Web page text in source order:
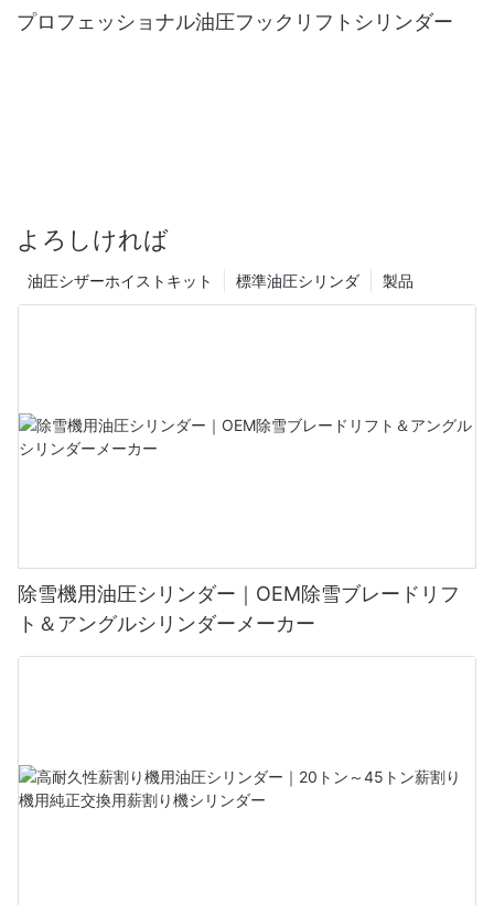
プロフェッショナル油圧フックリフトシリンダー
よろしければ
製品
標準油圧シリンダ
油圧シザーホイストキット
除雪機用油圧シリンダー｜OEM除雪ブレードリフ
ト＆アングルシリンダーメーカー